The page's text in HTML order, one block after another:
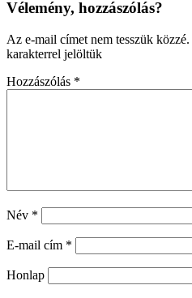
Vélemény, hozzászólás?
Az e-mail címet nem tesszük közzé.
karakterrel jelöltük
Hozzászólás *
Név *
E-mail cím *
Honlap